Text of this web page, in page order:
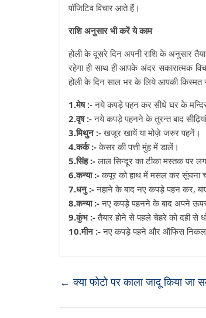
पॉजिटिव विचार आते हैं।
राशि अनुसार भी करें ये काम
होली के दूसरे दिन अपनी राशि के अनुसार
रहेगा ही साथ ही आपके अंदर सकारात्मक
होली के दिन साल भर के लिये आपकी किस्मत
1.मेष :-नये कपड़े पहन कर सीधे घर के
2.वृष :-नये कपड़े पहनने के तुरन्त बाद
3.मिथुन :-खजूर खायें या मोज़े जरुर पहनें।
4.कर्क :-केसर की पत्ती मुंह में डालें।
5.सिंह :-लाल सिन्दूर का टीका मस्तक पर
6.कन्या :-कपूर को हाथ में मसल कर सूंघना
7.धनु :-नहाने के बाद नए कपड़े पहन कर,
8.कन्या :-नए कपड़े पहनने के बाद अपने
9.कुंभ :-तैयार होने से पहले चेहरे को दही से
10.मीन :-नए कपड़े पहने और ऑफिस
← क्या फोटो पर काला जादू किया जा